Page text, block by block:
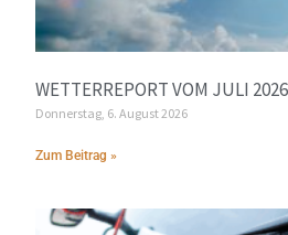
WETTERREPORT VOM JULI 2026
Donnerstag, 6. August 2026
Zum Beitrag »